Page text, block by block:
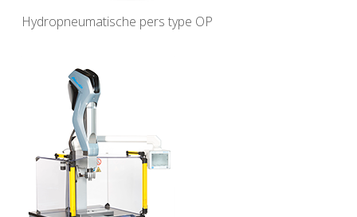
Hydropneumatische pers type OP